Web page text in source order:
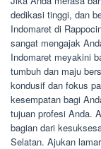
dedikasi tinggi, dan
Indomaret di
sangat mengajak
Indomaret meyakini
tumbuh dan maju
kondusif dan fokus
kesempatan bagi
tujuan profesi Anda.
bagian dari
Selatan. Ajukan